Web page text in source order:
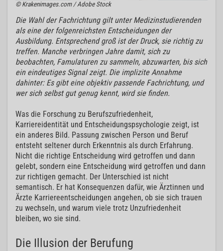
© Krakenimages.com / Adobe Stock
Die Wahl der Fachrichtung gilt unter Medizinstudierenden
als eine der folgenreichsten Entscheidungen der
Ausbildung. Entsprechend groß ist der Druck, sie richtig zu
treffen. Manche verbringen Jahre damit, sich zu
beobachten, Famulaturen zu sammeln, abzuwarten, bis sich
ein eindeutiges Signal zeigt. Die implizite Annahme
dahinter: Es gibt eine objektiv passende Fachrichtung, und
wer sich selbst gut genug kennt, wird sie finden.
Was die Forschung zu Berufszufriedenheit,
Karriereidentität und Entscheidungspsychologie zeigt, ist
ein anderes Bild. Passung zwischen Person und Beruf
entsteht seltener durch Erkenntnis als durch Erfahrung.
Nicht die richtige Entscheidung wird getroffen und dann
gelebt, sondern eine Entscheidung wird getroffen und dann
zur richtigen gemacht. Der Unterschied ist nicht
semantisch. Er hat Konsequenzen dafür, wie Ärztinnen und
Ärzte Karriereentscheidungen angehen, ob sie sich trauen
zu wechseln, und warum viele trotz Unzufriedenheit
bleiben, wo sie sind.
Die Illusion der Berufung